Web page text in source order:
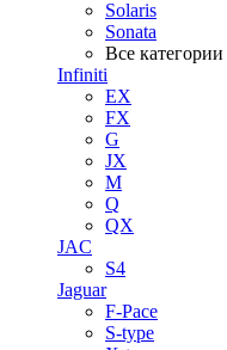
Solaris
Sonata
Все категории
Infiniti
EX
FX
G
JX
M
Q
QX
JAC
S4
Jaguar
F-Pace
S-type